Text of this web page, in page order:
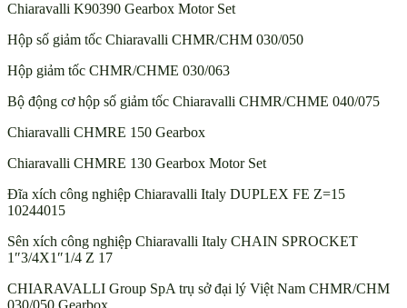
Chiaravalli K90390 Gearbox Motor Set
Hộp số giảm tốc Chiaravalli CHMR/CHM 030/050
Hộp giảm tốc CHMR/CHME 030/063
Bộ động cơ hộp số giảm tốc Chiaravalli CHMR/CHME 040/075
Chiaravalli CHMRE 150 Gearbox
Chiaravalli CHMRE 130 Gearbox Motor Set
Đĩa xích công nghiệp Chiaravalli Italy DUPLEX FE Z=15
10244015
Sên xích công nghiệp Chiaravalli Italy CHAIN SPROCKET
1″3/4X1″1/4 Z 17
CHIARAVALLI Group SpA trụ sở đại lý Việt Nam CHMR/CHM